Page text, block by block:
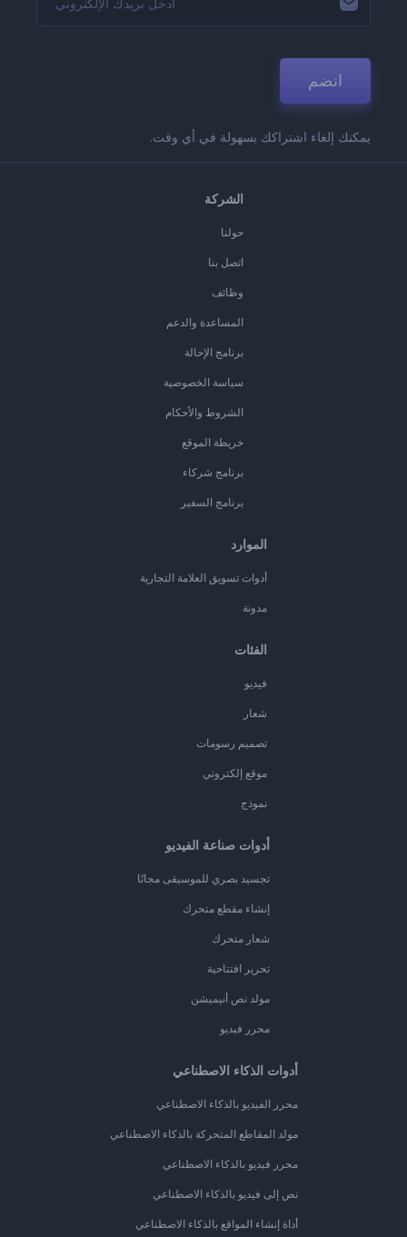
انضم
يمكنك إلغاء اشتراكك بسهولة في أي وقت.
الشركة
حولنا
اتصل بنا
وظائف
المساعدة والدعم
برنامج الإحالة
سياسة الخصوصية
الشروط والأحكام
خريطة الموقع
برنامج شركاء
برنامج السفير
الموارد
أدوات تسويق العلامة التجارية
مدونة
الفئات
فيديو
شعار
تصميم رسومات
موقع إلكتروني
نموذج
أدوات صناعة الفيديو
تجسيد بصري للموسيقى مجانًا
إنشاء مقطع متحرك
شعار متحرك
تحرير افتتاحية
مولد نص أنيميشن
محرر فيديو
أدوات الذكاء الاصطناعي
محرر الفيديو بالذكاء الاصطناعي
مولد المقاطع المتحركة بالذكاء الاصطناعي
محرر فيديو بالذكاء الاصطناعي
نص إلى فيديو بالذكاء الاصطناعي
أداة إنشاء المواقع بالذكاء الاصطناعي